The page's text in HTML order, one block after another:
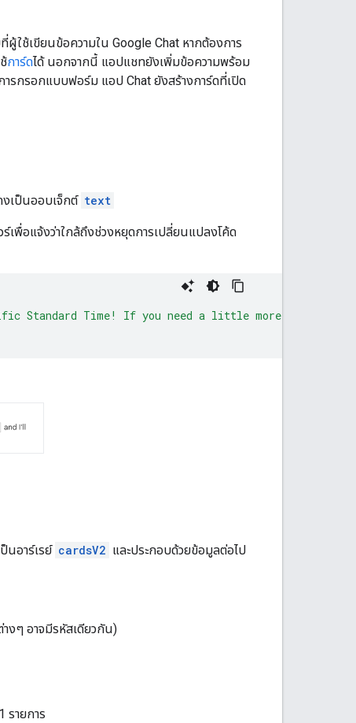
ผู้ใช้เขียนข้อความใน Google Chat หากต้องการ
การ์ดได้ นอกจากนี้ แอปแชทยังเพิ่มข้อความพร้อม
ารกรอกแบบฟอร์ม แอป Chat ยังสร้างการ์ดที่เปิด
งเป็นออบเจ็กต์ text
เพื่อแจ้งว่าใกล้ถึงช่วงหยุดการเปลี่ยนแปลงโค้ด
Standard Time! If you need a little more time,
นอาร์เรย์ cardsV2 และประกอบด้วยข้อมูลต่อไป
งๆ อาจมีรหัสเดียวกัน)
รายการ